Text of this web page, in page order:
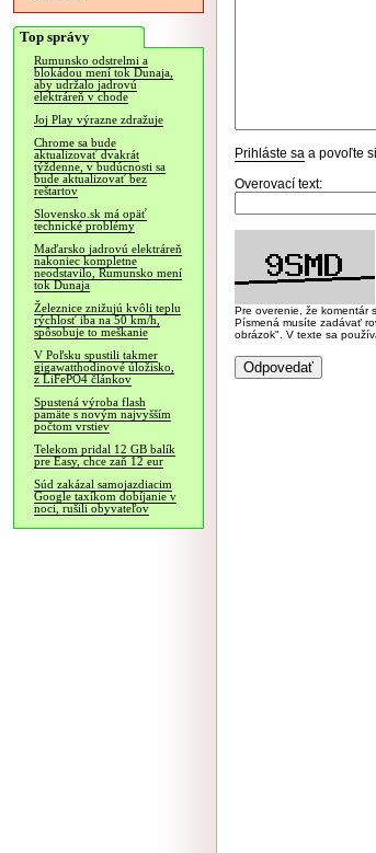
Top správy
Rumunsko odstrelmi a
blokádou mení tok Dunaja,
aby udržalo jadrovú
elektráreň v chode
Joj Play výrazne zdražuje
Chrome sa bude
aktualizovať dvakrát
týždenne, v budúcnosti sa
bude aktualizovať bez
reštartov
Slovensko.sk má opäť
technické problémy
Maďarsko jadrovú elektráreň
nakoniec kompletne
neodstavilo, Rumunsko mení
tok Dunaja
Železnice znižujú kvôli teplu
rýchlosť iba na 50 km/h,
spôsobuje to meškanie
V Poľsku spustili takmer
gigawatthodinové úložisko,
z LiFePO4 článkov
Spustená výroba flash
pamäte s novým najvyšším
počtom vrstiev
Telekom pridal 12 GB balík
pre Easy, chce zaň 12 eur
Súd zakázal samojazdiacim
Google taxíkom dobíjanie v
noci, rušili obyvateľov
Prihláste sa a povoľte
Overovací text:
Pre overenie, že komentár
Písmená musíte zadávať
obrázok". V texte sa